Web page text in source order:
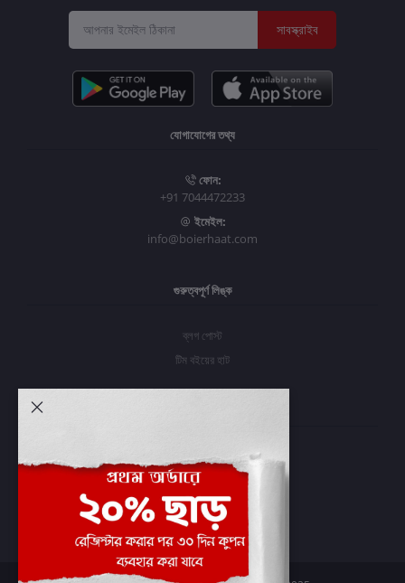
সাবস্ক্রাইব
যোগাযোগের তথ্য
ফোন:
+91 7044472233
ইমেইল:
info@boierhaat.com
গুরুত্বপূর্ণ লিঙ্ক
ব্লগ পোস্ট
টিম বইয়ের হাট
প্রবেশ করুন
অর্ডার ইতিহাস
আমার ইচ্ছাগুলি
অর্ডার ট্র্যাকিং